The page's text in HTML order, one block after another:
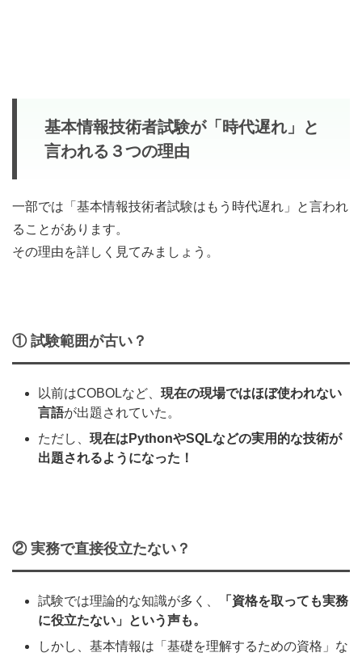
基本情報技術者試験が「時代遅れ」と
言われる３つの理由
一部では「基本情報技術者試験はもう時代遅れ」と言われ
ることがあります。
その理由を詳しく見てみましょう。
① 試験範囲が古い？
以前はCOBOLなど、 現在の現場ではほぼ使われない
言語が出題されていた。
ただし、 現在はPythonやSQLなどの実用的な技術が
出題されるようになった！
② 実務で直接役立たない？
試験では理論的な知識が多く、
「資格を取っても実務
に役立たない」という声も。
しかし、基本情報は「基礎を理解するための資格」な